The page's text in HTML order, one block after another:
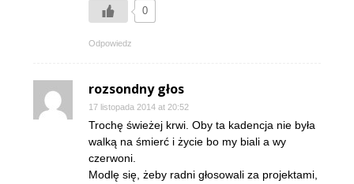
0
Odpowiedz
rozsondny głos
17 listopada 2014 at 20:52
Trochę świeżej krwi. Oby ta kadencja nie była
walką na śmierć i życie bo my biali a wy
czerwoni.
Modlę się, żeby radni głosowali za projektami,